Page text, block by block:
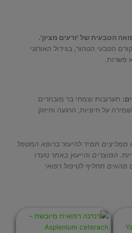
הטבעית של 'זרעים מציון'.
הטבעי הטהור, בגידול האורגני
פשרות.
תערובות וצמחי בר מובחרים
על חיוניות, הרגעה וחיזוק
ממליצים תמיד להיעזר ברופא המטפל
המוצרים והייעוץ באתר נועדו
מהווים תחליף לטיפול רפואי